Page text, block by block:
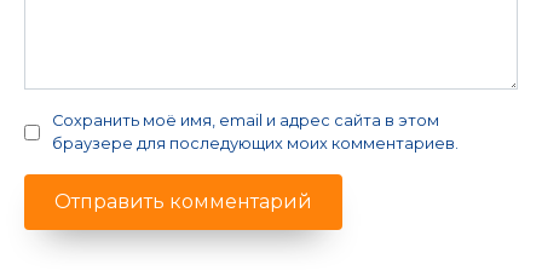
Сохранить моё имя, email и адрес сайта в этом
браузере для последующих моих комментариев.